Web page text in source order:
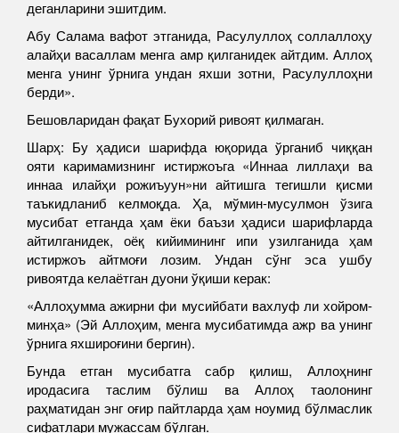
деганларини эшитдим.
Абу Салама вафот этганида, Расулуллоҳ соллаллоҳу
алайҳи васаллам менга амр қилганидек айтдим. Аллоҳ
менга унинг ўрнига ундан яхши зотни, Расулуллоҳни
берди».
Бешовларидан фақат Бухорий ривоят қилмаган.
Шарҳ: Бу ҳадиси шарифда юқорида ўрганиб чиққан
ояти каримамизнинг истиржоъга «Иннаа лиллаҳи ва
иннаа илайҳи рожиъуун»ни айтишга тегишли қисми
таъкидланиб келмоқда. Ҳа, мўмин-мусулмон ўзига
мусибат етганда ҳам ёки баъзи ҳадиси шарифларда
айтилганидек, оёқ кийимининг ипи узилганида ҳам
истиржоъ айтмоғи лозим. Ундан сўнг эса ушбу
ривоятда келаётган дуони ўқиши керак:
«Аллоҳумма ажирни фи мусийбати вахлуф ли хойром-
минҳа» (Эй Аллоҳим, менга мусибатимда ажр ва унинг
ўрнига яхшироғини бергин).
Бунда етган мусибатга сабр қилиш, Аллоҳнинг
иродасига таслим бўлиш ва Аллоҳ таолонинг
раҳматидан энг оғир пайтларда ҳам ноумид бўлмаслик
сифатлари мужассам бўлган.